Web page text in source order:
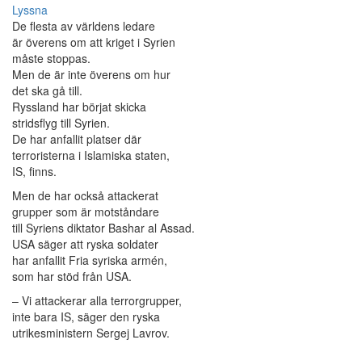
Lyssna
De flesta av världens ledare
är överens om att kriget i Syrien
måste stoppas.
Men de är inte överens om hur
det ska gå till.
Ryssland har börjat skicka
stridsflyg till Syrien.
De har anfallit platser där
terroristerna i Islamiska staten,
IS, finns.
Men de har också attackerat
grupper som är motståndare
till Syriens diktator Bashar al Assad.
USA säger att ryska soldater
har anfallit Fria syriska armén,
som har stöd från USA.
– Vi attackerar alla terrorgrupper,
inte bara IS, säger den ryska
utrikesministern Sergej Lavrov.